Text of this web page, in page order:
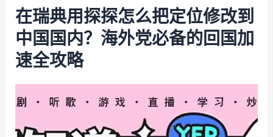
在瑞典用探探怎么把定位修改到
中国国内？海外党必备的回国加
速全攻略